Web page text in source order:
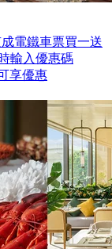
成電鐵車票買一送
輸入優惠碼
享優惠